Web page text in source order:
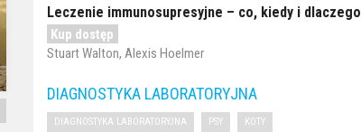
Leczenie immunosupresyjne – co, kiedy i dlaczego
Kup dostęp
Stuart Walton, Alexis Hoelmer
DIAGNOSTYKA LABORATORYJNA
DIAGNOSTYKA LABORATORYJNA PSY KOTY